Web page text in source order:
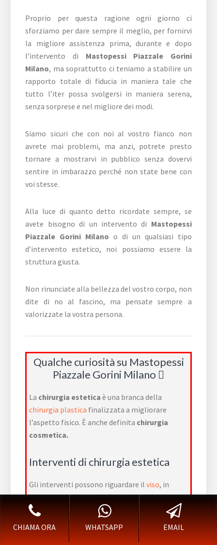
Proprio per questa ragione ogni giorno ci
sforziamo per dare sempre il meglio, per fornirvi
la migliore assistenza prima, durante e dopo
l’intervento di Mastopessi Piazzale Gorini
Milano, ma soprattutto ci teniamo a stabilire un
rapporto totale di fiducia in maniera tale che
tutto l’iter possa svolgersi in maniera serena,
senza sorprese e nel migliore dei modi.
Siamo sicuri che con noi al vostro fianco non
avrete mai problemi, ma anzi, potrete presto
tornare a mostrarvi in pubblico senza dovervi
sentire in imbarazzo perché non state bene con
voi stesse.
Alla luce di quanto detto ricordate sempre, se
avete bisogno di un intervento di Mastopessi
Piazzale Gorini Milano o di un qualsiasi tipo
d’intervento estetico, noi possiamo essere la
struttura giusta.
Non rinunciate alla bellezza del vostro corpo, non
dite di no al fascino, ma pensate sempre a
valorizzate la vostra persona.
Qualche curiosità su Mastopessi
Piazzale Gorini Milano
La chirurgia estetica è una branca della
chirurgia plastica finalizzata a migliorare
l’aspetto fisico. È anche definita chirurgia
cosmetica.
Interventi di chirurgia estetica
Gli interventi possono riguardare ilviso, in
particolar modo ilnaso(rinoplastica), le
palpebre
blefaroplastica
( genioplastica ) e leorecchie otoplastica).
CHIAMA ORA WHATSAPP EMAIL